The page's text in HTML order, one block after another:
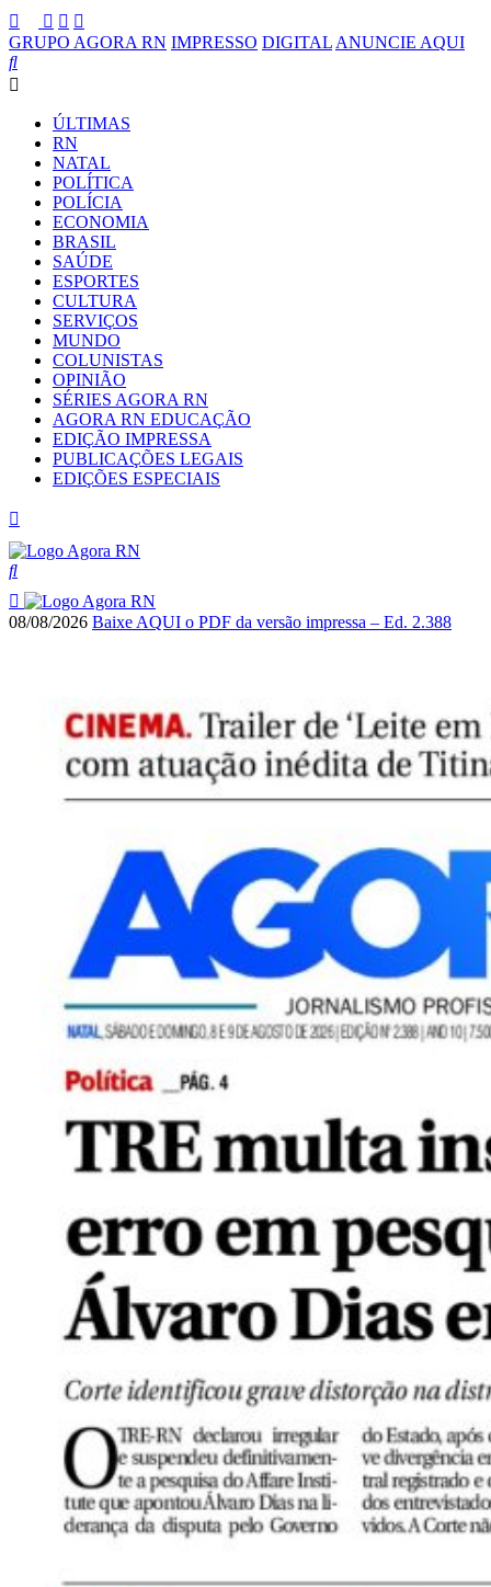
GRUPO AGORA RN IMPRESSO DIGITAL ANUNCIE AQUI
ÚLTIMAS
RN
NATAL
POLÍTICA
POLÍCIA
ECONOMIA
BRASIL
SAÚDE
ESPORTES
CULTURA
SERVIÇOS
MUNDO
COLUNISTAS
OPINIÃO
SÉRIES AGORA RN
AGORA RN EDUCAÇÃO
EDIÇÃO IMPRESSA
PUBLICAÇÕES LEGAIS
EDIÇÕES ESPECIAIS
08/08/2026 Baixe AQUI o PDF da versão impressa – Ed. 2.388